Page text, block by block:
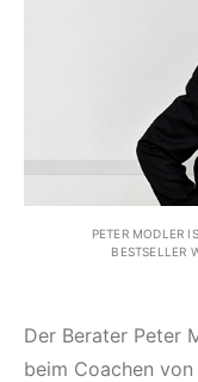
PETER MODLER
BESTSELLER
Der Berater Peter
beim Coachen